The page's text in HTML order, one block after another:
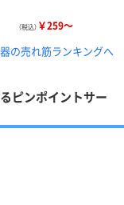
（税込） ￥259～
の売れ筋ランキングへ
ピンポイントサー